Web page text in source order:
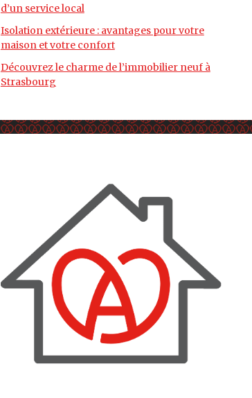
d’un service local
Isolation extérieure : avantages pour votre
maison et votre confort
Découvrez le charme de l’immobilier neuf à
Strasbourg